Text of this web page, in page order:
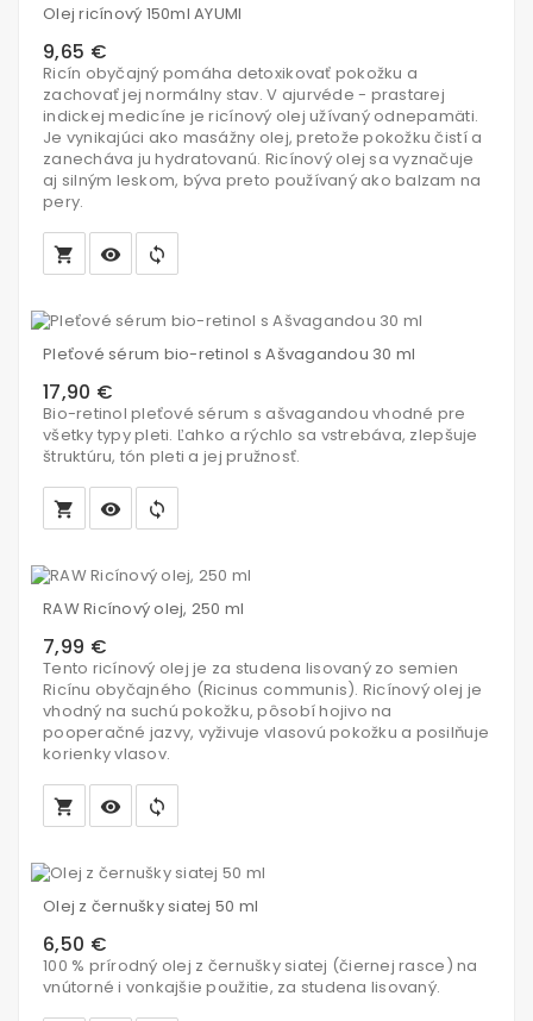
košíka
Olej ricínový 150ml AYUMI
9,65 €
Ricín obyčajný pomáha detoxikovať pokožku a
zachovať jej normálny stav. V ajurvéde - prastarej
indickej medicíne je ricínový olej užívaný odnepamäti.
Je vynikajúci ako masážny olej, pretože pokožku čistí a
zanecháva ju hydratovanú. Ricínový olej sa vyznačuje
aj silným leskom, býva preto používaný ako balzam na
pery.
local_grocery_store
do
visibility sync
Pleťové sérum bio-retinol s Ašvagandou 30 ml
17,90 €
Bio-retinol pleťové sérum s ašvagandou vhodné pre
všetky typy pleti. Ľahko a rýchlo sa vstrebáva, zlepšuje
štruktúru, tón pleti a jej pružnosť.
local_grocery_store
do
visibility sync
RAW Ricínový olej, 250 ml
7,99 €
Tento ricínový olej je za studena lisovaný zo semien
Ricínu obyčajného (Ricinus communis). Ricínový olej je
vhodný na suchú pokožku, pôsobí hojivo na
pooperačné jazvy, vyživuje vlasovú pokožku a posilňuje
korienky vlasov.
local_grocery_store
do
košíka
visibility sync
Olej z černušky siatej 50 ml
6,50 €
100 % prírodný olej z černušky siatej (čiernej rasce) na
vnútorné i vonkajšie použitie, za studena lisovaný.